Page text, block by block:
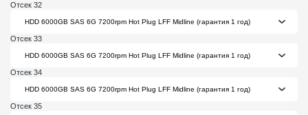
Отсек 32
Отсек 33
Отсек 34
Отсек 35